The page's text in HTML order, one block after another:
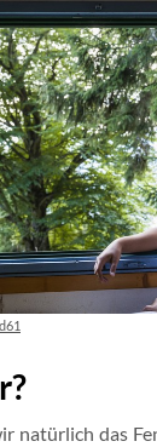
natürlich das